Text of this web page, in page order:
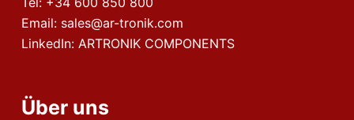
Email: sales@ar-tronik.com
LinkedIn: ARTRONIK COMPONENTS
Über uns